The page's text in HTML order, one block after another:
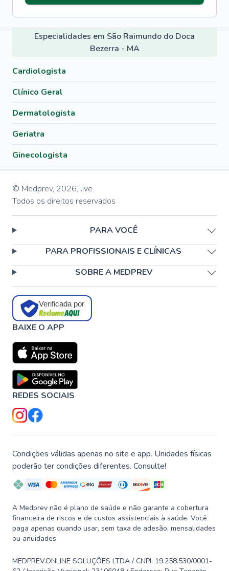
Especialidades em São Raimundo do Doca
Bezerra - MA
Cardiologista
Clínico Geral
Dermatologista
Geriatra
Ginecologista
© Medprev, 2026, live
Todos os direitos reservados
PARA VOCÊ
PARA PROFISSIONAIS E CLÍNICAS
SOBRE A MEDPREV
Verificada por
BAIXE O APP
REDES SOCIAIS
Condições válidas apenas no site e app. Unidades físicas
poderão ter condições diferentes. Consulte!
A Medprev não é plano de saúde e não garante a cobertura
financeira de riscos e de custos assistenciais à saúde. Você
paga apenas quando usar, sem taxa de adesão, mensalidades
ou anuidades.
MEDPREV.ONLINE SOLUÇÕES LTDA / CNPJ: 19.258.530/0001-